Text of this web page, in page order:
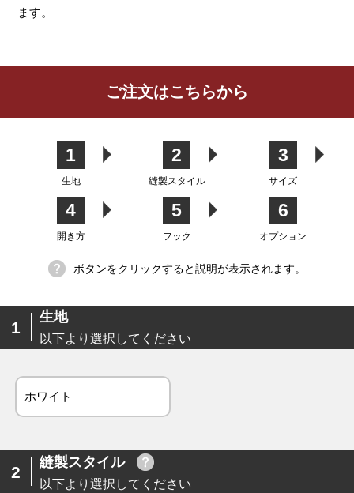
ます。
レビューを書く
カバー
テン
生地
ご注文はこちらから
1
生地
2
縫製スタイル
3
サイズ
4
開き方
5
フック
6
オプション
ボタンをクリックすると説明が表示されます。
1
生地
以下より選択してください
ホワイト
2
縫製スタイル
以下より選択してください